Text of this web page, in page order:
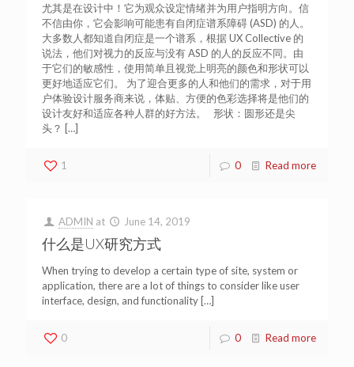
尤其是在设计中！它为观众设定情绪并为用户指明方向。信
不信由你，它会影响可能患有自闭症谱系障碍 (ASD) 的人。
大多数人都知道自闭症是一个谱系，根据 UX Collective 的
说法，他们对视力的反应与没有 ASD 的人的反应不同。由
于它们的敏感性，使用简单且视觉上明亮的颜色和形状可以
更好地适应它们。 为了迎合更多的人和他们的需求，对于用
户体验设计服务商来说，体贴、方便的色彩选择将是他们的
设计友好和适应各种人群的好方法。 形状：圆形还是尖
头？ […]
1 0 Read more
ADMIN at June 14, 2019
什么是UX研究方式
When trying to develop a certain type of site, system or
application, there are a lot of things to consider like user
interface, design, and functionality […]
0 0 Read more